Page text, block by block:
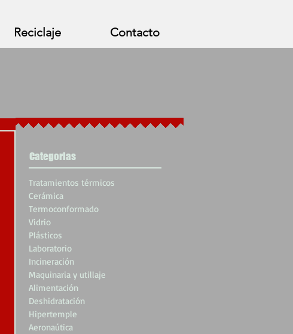
Reciclaje Contacto
Categorias
Tratamientos térmicos
Cerámica
Termoconformado
Vidrio
Plásticos
Laboratorio
Incineración
Maquinaria y utillaje
Alimentación
Deshidratación
Hipertemple
Aeronaútica